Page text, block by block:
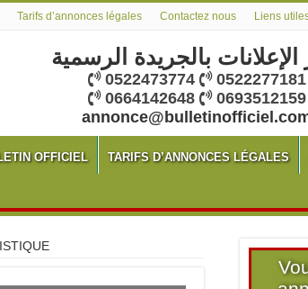
Tarifs d’annonces légales Contactez nous Liens
بالجريدة الرسمية
0522473774
0522277181
0664142648
0693512159
OFFICIEL TARIFS D’ANNONCES LÉGALES